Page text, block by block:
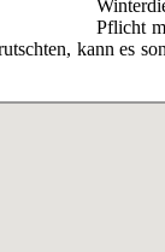
Pflicht
kann es